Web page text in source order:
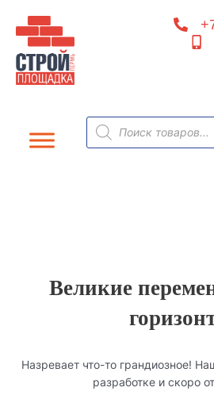
содержимому
Поиск
товаров
Великие
Назревает что-то грандиозное!
разработке и скоро